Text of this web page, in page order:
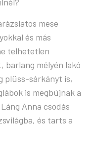
mese
és más
telhetetlen
barlang mélyén lakó
plüss-sárkányt is,
is megbújnak a
Anna csodás
és tarts a